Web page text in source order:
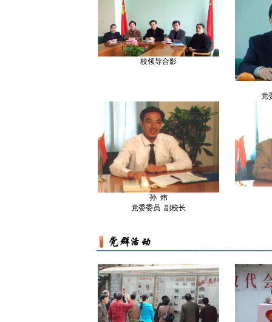
校领导合影
党
孙 炜
党委委员 副校长